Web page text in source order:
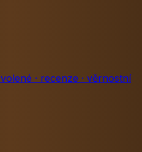
· recenze · věrnostní